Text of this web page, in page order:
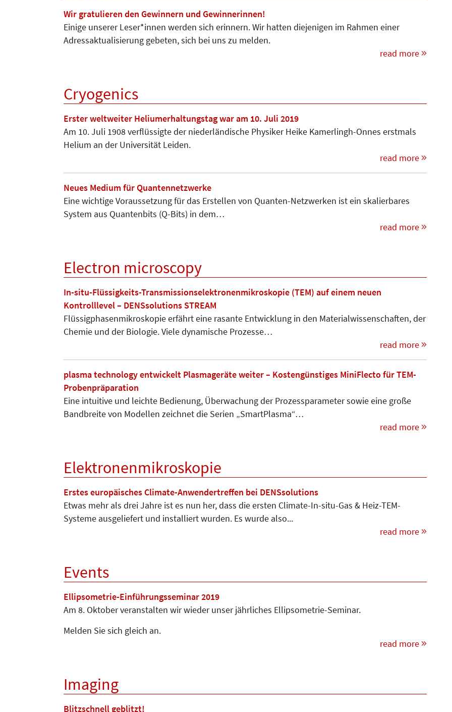
Wir gratulieren den Gewinnern und Gewinnerinnen!
Einige unserer Leser*innen werden sich erinnern. Wir hatten diejenigen im Rahmen einer
Adressaktualisierung gebeten, sich bei uns zu melden.
read more
Cryogenics
Erster weltweiter Heliumerhaltungstag war am 10. Juli 2019
Am 10. Juli 1908 verflüssigte der niederländische Physiker Heike Kamerlingh-Onnes erstmals
Helium an der Universität Leiden.
read more
Neues Medium für Quantennetzwerke
Eine wichtige Voraussetzung für das Erstellen von Quanten-Netzwerken ist ein skalierbares
System aus Quantenbits (Q-Bits) in dem…
read more
Electron microscopy
In-situ-Flüssigkeits-Transmissionselektronenmikroskopie (TEM) auf einem neuen
Kontrolllevel – DENSsolutions STREAM
Flüssigphasenmikroskopie erfährt eine rasante Entwicklung in den Materialwissenschaften, der
Chemie und der Biologie. Viele dynamische Prozesse…
read more
plasma technology entwickelt Plasmageräte weiter – Kostengünstiges MiniFlecto für TEM-
Probenpräparation
Eine intuitive und leichte Bedienung, Überwachung der Prozessparameter sowie eine große
Bandbreite von Modellen zeichnet die Serien „SmartPlasma“…
read more
Elektronenmikroskopie
Erstes europäisches Climate-Anwendertreffen bei DENSsolutions
Etwas mehr als drei Jahre ist es nun her, dass die ersten Climate-In-situ-Gas & Heiz-TEM-
Systeme ausgeliefert und installiert wurden. Es wurde also...
read more
Events
Ellipsometrie-Einführungsseminar 2019
Am 8. Oktober veranstalten wir wieder unser jährliches Ellipsometrie-Seminar.
Melden Sie sich gleich an.
read more
Imaging
Blitzschnell geblitzt!